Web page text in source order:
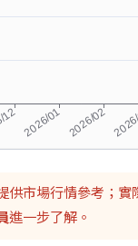
供市場行情參考；
進一步了解。